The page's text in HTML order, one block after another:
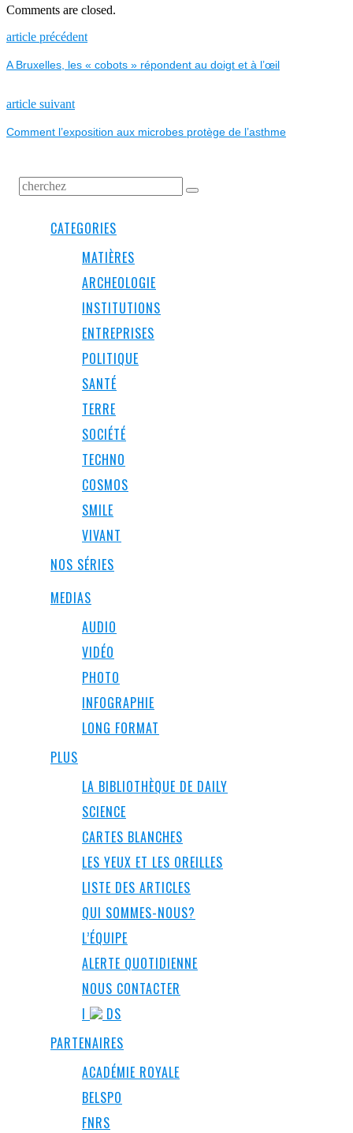
Comments are closed.
NAVIGATION
DE
L’ARTICLE
article précédentPrevious
A Bruxelles, les « cobots » répondent au doigt et à l’œil
article suivantNext
Comment l’exposition aux microbes protège de l’asthme
CATEGORIES
MATIÈRES
ARCHEOLOGIE
INSTITUTIONS
ENTREPRISES
POLITIQUE
SANTÉ
TERRE
SOCIÉTÉ
TECHNO
COSMOS
SMILE
VIVANT
NOS SÉRIES
MEDIAS
AUDIO
VIDÉO
PHOTO
INFOGRAPHIE
LONG FORMAT
PLUS
LA BIBLIOTHÈQUE DE DAILY
SCIENCE
CARTES BLANCHES
LES YEUX ET LES OREILLES
LISTE DES ARTICLES
QUI SOMMES-NOUS?
L’ÉQUIPE
ALERTE QUOTIDIENNE
NOUS CONTACTER
I
DS
PARTENAIRES
ACADÉMIE ROYALE
BELSPO
FNRS